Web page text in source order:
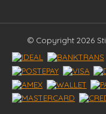
© Copyright 2026